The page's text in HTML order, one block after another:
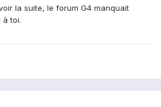
la suite, le forum G4 manquait
toi.